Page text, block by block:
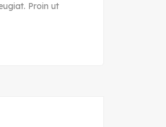
Proin ut